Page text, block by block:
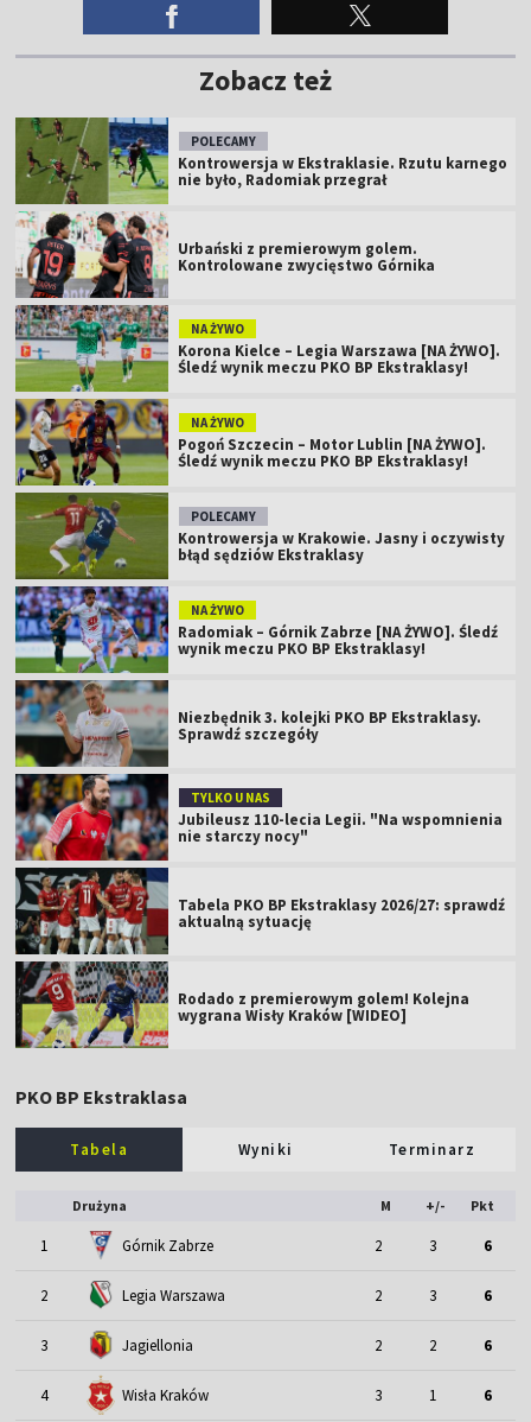
Zobacz też
POLECAMY
Kontrowersja w Ekstraklasie. Rzutu karnego
nie było, Radomiak przegrał
Urbański z premierowym golem.
Kontrolowane zwycięstwo Górnika
NA ŻYWO
Korona Kielce – Legia Warszawa [NA ŻYWO].
Śledź wynik meczu PKO BP Ekstraklasy!
NA ŻYWO
Pogoń Szczecin – Motor Lublin [NA ŻYWO].
Śledź wynik meczu PKO BP Ekstraklasy!
POLECAMY
Kontrowersja w Krakowie. Jasny i oczywisty
błąd sędziów Ekstraklasy
NA ŻYWO
Radomiak – Górnik Zabrze [NA ŻYWO]. Śledź
wynik meczu PKO BP Ekstraklasy!
Niezbędnik 3. kolejki PKO BP Ekstraklasy.
Sprawdź szczegóły
TYLKO U NAS
Jubileusz 110-lecia Legii. "Na wspomnienia
nie starczy nocy"
Tabela PKO BP Ekstraklasy 2026/27: sprawdź
aktualną sytuację
Rodado z premierowym golem! Kolejna
wygrana Wisły Kraków [WIDEO]
PKO BP Ekstraklasa
Tabela Wyniki Terminarz
Drużyna M +/- Pkt
1 Górnik Zabrze 2 3 6
2 Legia Warszawa 2 3 6
3 Jagiellonia 2 2 6
4 Wisła Kraków 3 1 6